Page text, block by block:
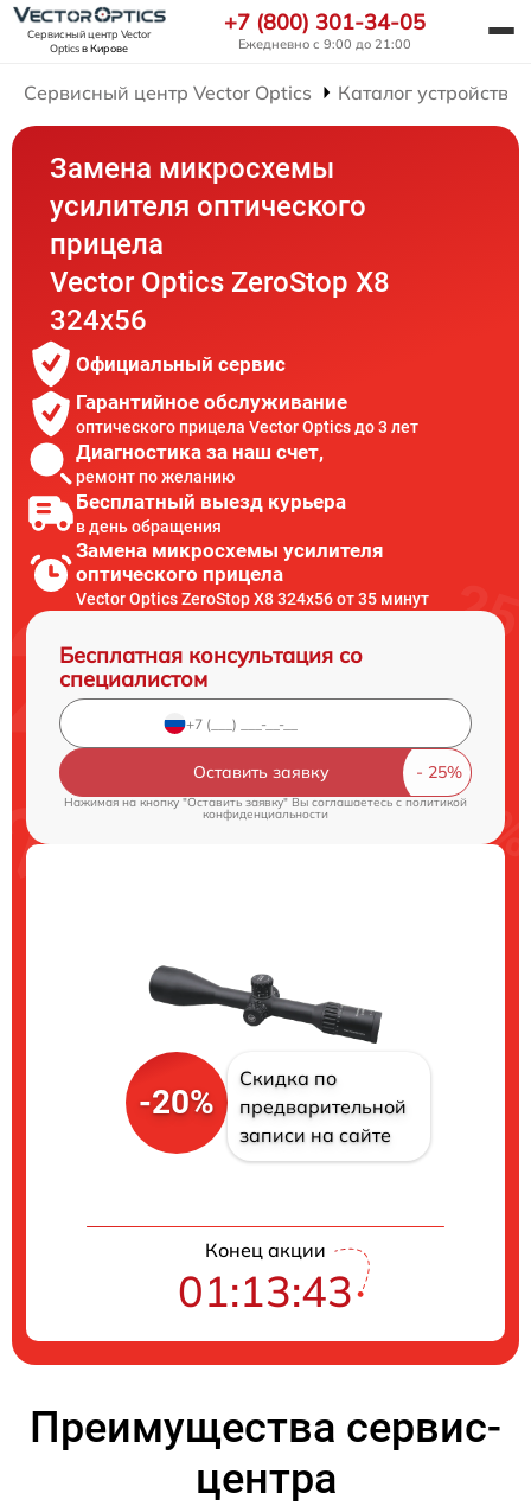
Сервисный центр Vector
Opticsв Кирове
+7 (800) 301-34-05
Ежедневно с 9:00 до 21:00
Сервисный центр Vector Optics Каталог устройств
Замена микросхемы
усилителя оптического
прицела
Vector Optics ZeroStop X8
324x56
Официальный сервис
Гарантийное обслуживание
оптического прицела Vector Optics до 3 лет
Диагностика за наш счет,
ремонт по желанию
Бесплатный выезд курьера
в день обращения
Замена микросхемы усилителя
оптического прицела
Vector Optics ZeroStop X8 324x56 от 35 минут
Бесплатная консультация со
специалистом
Оставить заявку
Нажимая на кнопку "Оставить заявку" Вы соглашаетесь c политикой
конфиденциальности
-20%
Скидка по
предварительной
записи на сайте
Конец акции
01:13:42
Преимущества сервис-
центра